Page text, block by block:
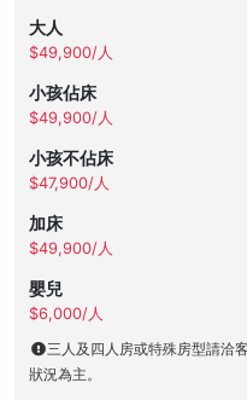
大人
$49,900/人
小孩佔床
$49,900/人
小孩不佔床
$47,900/人
加床
$49,900/人
嬰兒
$6,000/人
三人及四人房或特殊房型請洽
狀況為主。